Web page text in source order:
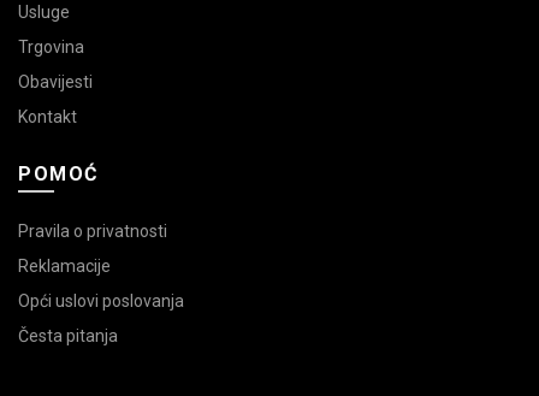
Usluge
Trgovina
Obavijesti
Kontakt
POMOĆ
Pravila o privatnosti
Reklamacije
Opći uslovi poslovanja
Česta pitanja